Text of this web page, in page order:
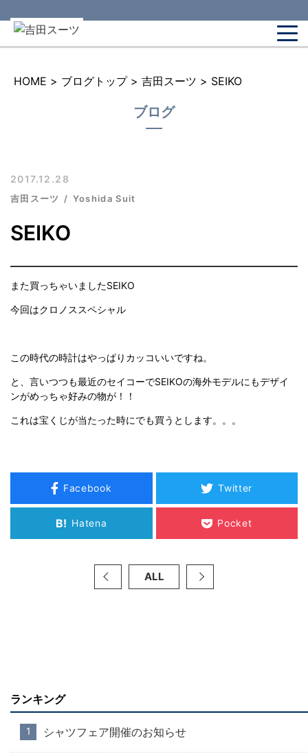
HOME > ブログトップ > 吉田スーツ > SEIKO
ブログ
2017.12.28
吉田スーツ Yoshida Suit
SEIKO
また買っちゃいましたSEIKO
今回はクロノススペシャル
この時代の時計はやっぱりカッコいいですね。
と、言いつつも最近のセイコーでSEIKOの海外モデルにもデザイ
ンがめっちゃ好みの物が！！
これは宝くじが当たった時にでも買うとします。。。
Facebook Twitter
B! Hatena Pocket
ALL
ランキング
シャツフェア開催のお知らせ